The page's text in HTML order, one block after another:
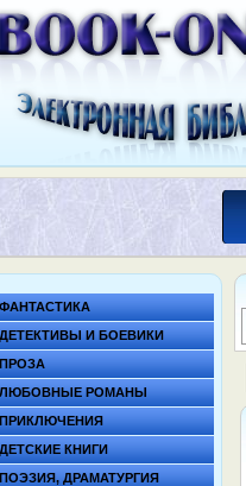
ФАНТАСТИКА
ДЕТЕКТИВЫ И БОЕВИКИ
ПРОЗА
ЛЮБОВНЫЕ РОМАНЫ
ПРИКЛЮЧЕНИЯ
ДЕТСКИЕ КНИГИ
ПОЭЗИЯ, ДРАМАТУРГИЯ